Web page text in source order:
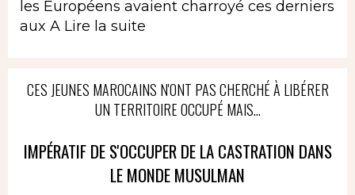
les Européens avaient charroyé ces derniers
aux A Lire la suite
CES JEUNES MAROCAINS N'ONT PAS CHERCHÉ À LIBÉRER
UN TERRITOIRE OCCUPÉ MAIS...
IMPÉRATIF DE S'OCCUPER DE LA CASTRATION DANS
LE MONDE MUSULMAN